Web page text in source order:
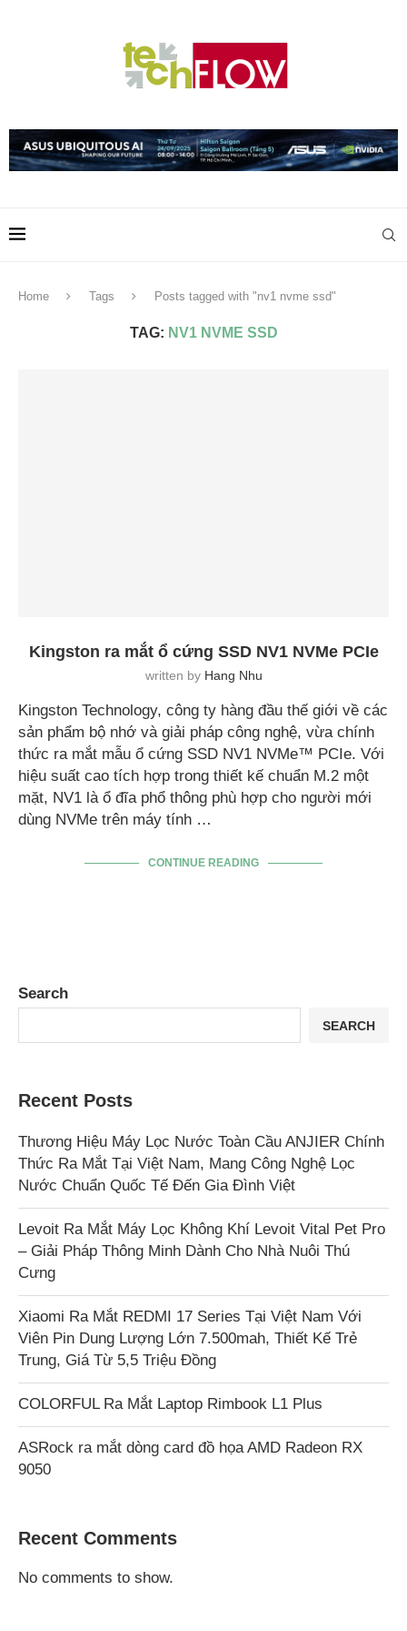
Home Tags Posts tagged with "nv1 nvme ssd"
TAG: NV1 NVME SSD
Kingston ra mắt ổ cứng SSD NV1 NVMe PCIe
written by Hang Nhu
Kingston Technology, công ty hàng đầu thế giới về các
sản phẩm bộ nhớ và giải pháp công nghệ, vừa chính
thức ra mắt mẫu ổ cứng SSD NV1 NVMe™ PCIe. Với
hiệu suất cao tích hợp trong thiết kế chuẩn M.2 một
mặt, NV1 là ổ đĩa phổ thông phù hợp cho người mới
dùng NVMe trên máy tính …
CONTINUE READING
Search
SEARCH
Recent Posts
Thương Hiệu Máy Lọc Nước Toàn Cầu ANJIER Chính
Thức Ra Mắt Tại Việt Nam, Mang Công Nghệ Lọc
Nước Chuẩn Quốc Tế Đến Gia Đình Việt
Levoit Ra Mắt Máy Lọc Không Khí Levoit Vital Pet Pro
– Giải Pháp Thông Minh Dành Cho Nhà Nuôi Thú
Cưng
Xiaomi Ra Mắt REDMI 17 Series Tại Việt Nam Với
Viên Pin Dung Lượng Lớn 7.500mah, Thiết Kế Trẻ
Trung, Giá Từ 5,5 Triệu Đồng
COLORFUL Ra Mắt Laptop Rimbook L1 Plus
ASRock ra mắt dòng card đồ họa AMD Radeon RX
9050
Recent Comments
No comments to show.